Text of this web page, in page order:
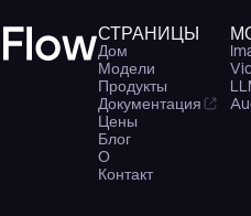
СТРАНИЦЫ
Дом
Модели
Продукты
Документация
Цены
Блог
О
Контакт